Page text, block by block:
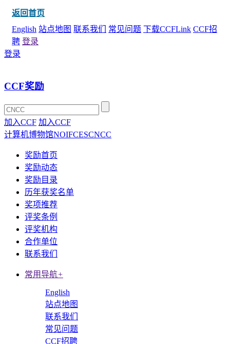
返回首页
English 站点地图 联系我们 常见问题 下载CCFLink CCF招
聘 登录
登录
CCF奖励
加入CCF 加入CCF
计算机博物馆NOIFCESCNCC
奖励首页
奖励动态
奖励目录
历年获奖名单
奖项推荐
评奖条例
评奖机构
合作单位
联系我们
常用导航+
English
站点地图
联系我们
常见问题
CCF招聘